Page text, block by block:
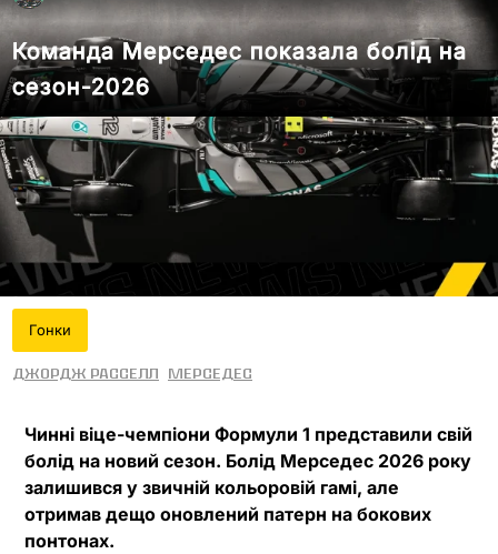
Команда Мерседес показала болід на
сезон-2026
Гонки
Джордж Расселл Мерседес
Чинні віце-чемпіони Формули 1 представили свій
болід на новий сезон. Болід Мерседес 2026 року
залишився у звичній кольоровій гамі, але
отримав дещо оновлений патерн на бокових
понтонах.